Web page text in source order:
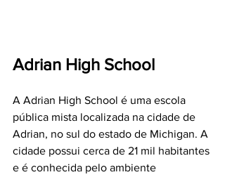
Adrian High School
A Adrian High School é uma escola
pública mista localizada na cidade de
Adrian, no sul do estado de Michigan. A
cidade possui cerca de 21 mil habitantes
e é conhecida pelo ambiente